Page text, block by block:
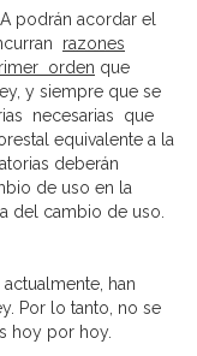
podrán acordar el
razones
orden que
y siempre que se
necesarias que
equivalente a la
deberán
de uso en la
del cambio de uso.
han
Por lo tanto, no se
hoy por hoy.